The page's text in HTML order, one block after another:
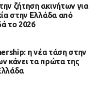
ζήτηση ακινήτων για
στην Ελλάδα από
το 2026
η νέα τάση στην
κάνει τα πρώτα της